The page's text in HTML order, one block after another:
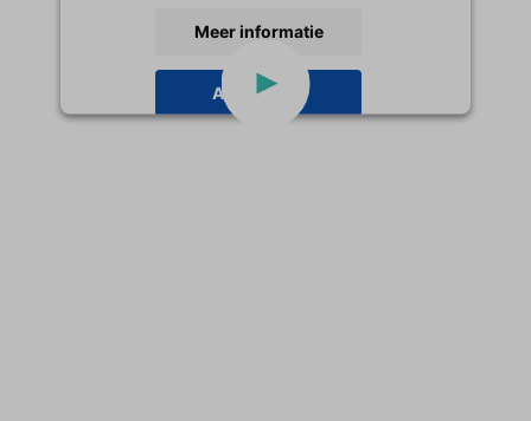
Meer informatie
Accepteren